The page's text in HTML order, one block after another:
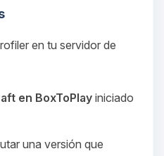
en tu servidor de
en BoxToPlay iniciado
una versión que